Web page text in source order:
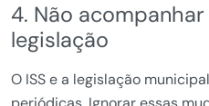
4. Não
legislação
O ISS e a legislação